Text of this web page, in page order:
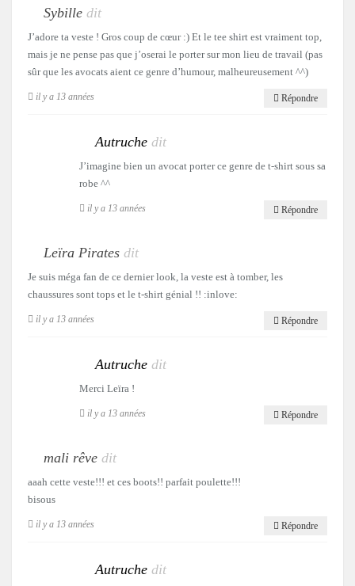
Sybille dit
J’adore ta veste ! Gros coup de cœur :) Et le tee shirt est vraiment top,
mais je ne pense pas que j’oserai le porter sur mon lieu de travail (pas
sûr que les avocats aient ce genre d’humour, malheureusement ^^)
il y a 13 années Répondre
Autruche dit
J’imagine bien un avocat porter ce genre de t-shirt sous sa
robe ^^
il y a 13 années Répondre
Leïra Pirates dit
Je suis méga fan de ce dernier look, la veste est à tomber, les
chaussures sont tops et le t-shirt génial !! :inlove:
il y a 13 années Répondre
Autruche dit
Merci Leïra !
il y a 13 années Répondre
mali rêve dit
aaah cette veste!!! et ces boots!! parfait poulette!!!
bisous
il y a 13 années Répondre
Autruche dit